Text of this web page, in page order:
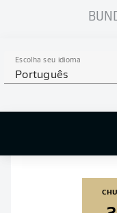
Escolha seu idioma
Português
GOLS